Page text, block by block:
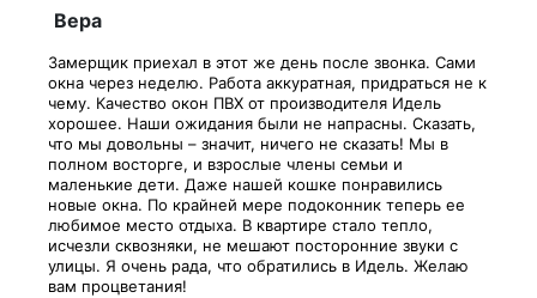
Вера
Замерщик приехал в этот же день после звонка. Сами
окна через неделю. Работа аккуратная, придраться не к
чему. Качество окон ПВХ от производителя Идель
хорошее. Наши ожидания были не напрасны. Сказать,
что мы довольны – значит, ничего не сказать! Мы в
полном восторге, и взрослые члены семьи и
маленькие дети. Даже нашей кошке понравились
новые окна. По крайней мере подоконник теперь ее
любимое место отдыха. В квартире стало тепло,
исчезли сквозняки, не мешают посторонние звуки с
улицы. Я очень рада, что обратились в Идель. Желаю
вам процветания!